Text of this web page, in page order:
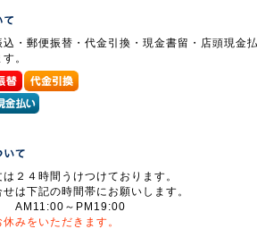
込・郵便振替・代金引換・現金書留・店頭現金
。
２４時間うけつけております。
は下記の時間帯にお願いします。
AM11:00～PM19:00
みをいただきます。